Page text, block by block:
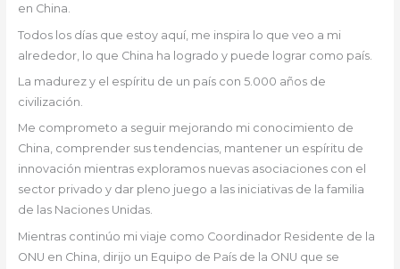
en China.
Todos los días que estoy aquí, me inspira lo que veo a mi
alrededor, lo que China ha logrado y puede lograr como país.
La madurez y el espíritu de un país con 5.000 años de
civilización.
Me comprometo a seguir mejorando mi conocimiento de
China, comprender sus tendencias, mantener un espíritu de
innovación mientras exploramos nuevas asociaciones con el
sector privado y dar pleno juego a las iniciativas de la familia
de las Naciones Unidas.
Mientras continúo mi viaje como Coordinador Residente de la
ONU en China, dirijo un Equipo de País de la ONU que se